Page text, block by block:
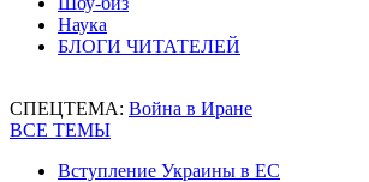
Наука
БЛОГИ ЧИТАТЕЛЕЙ
СПЕЦТЕМА: Война в Иране
ВСЕ ТЕМЫ
Вступление Украины в ЕС